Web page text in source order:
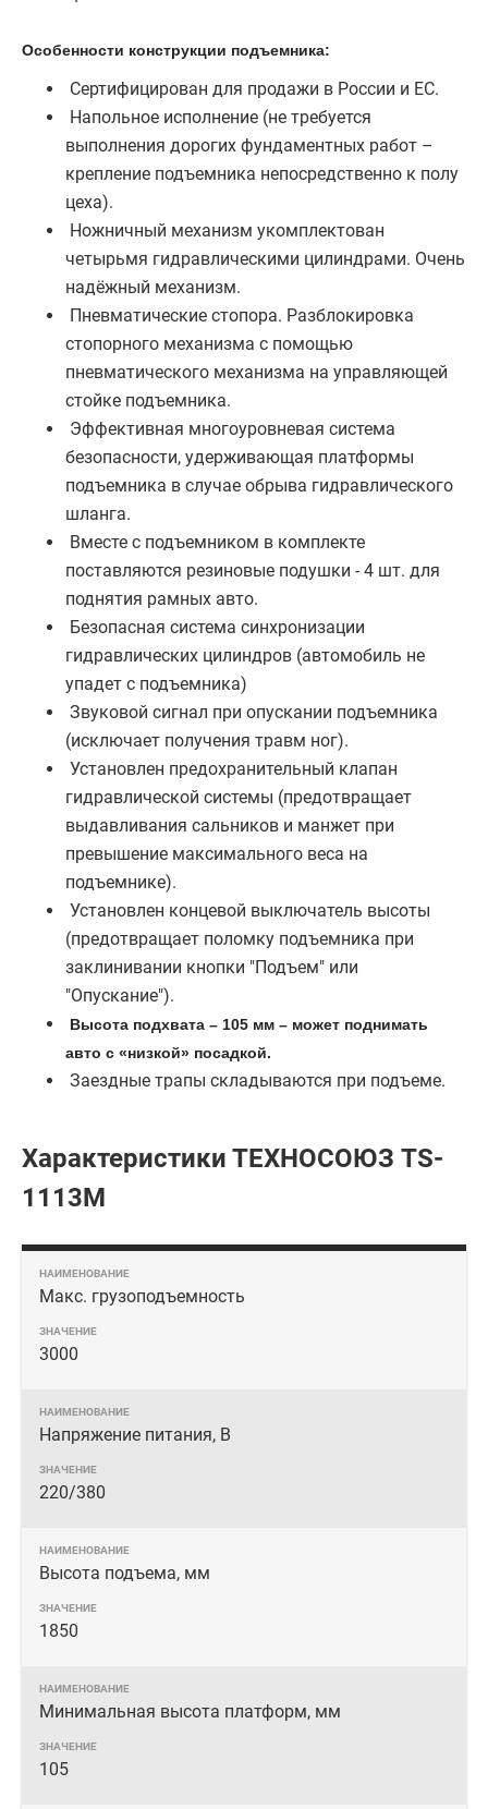
Особенности конструкции подъемника:
Сертифицирован для продажи в России и ЕС.
Напольное исполнение (не требуется
выполнения дорогих фундаментных работ –
крепление подъемника непосредственно к полу
цеха).
Ножничный механизм укомплектован
четырьмя гидравлическими цилиндрами. Очень
надёжный механизм.
Пневматические стопора. Разблокировка
стопорного механизма с помощью
пневматического механизма на управляющей
стойке подъемника.
Эффективная многоуровневая система
безопасности, удерживающая платформы
подъемника в случае обрыва гидравлического
шланга.
Вместе с подъемником в комплекте
поставляются резиновые подушки - 4 шт. для
поднятия рамных авто.
Безопасная система синхронизации
гидравлических цилиндров (автомобиль не
упадет с подъемника)
Звуковой сигнал при опускании подъемника
(исключает получения травм ног).
Установлен предохранительный клапан
гидравлической системы (предотвращает
выдавливания сальников и манжет при
превышение максимального веса на
подъемнике).
Установлен концевой выключатель высоты
(предотвращает поломку подъемника при
заклинивании кнопки "Подъем" или
"Опускание").
Высота подхвата – 105 мм – может поднимать
авто с «низкой» посадкой.
Заездные трапы складываются при подъеме.
Характеристики ТЕХНОСОЮЗ TS-
1113M
Макс. грузоподъемность
3000
Напряжение питания, В
220/380
Высота подъема, мм
1850
Минимальная высота платформ, мм
105